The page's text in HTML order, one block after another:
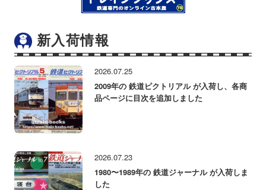
新入荷情報
2026.07.25
2009年の 鉄道ピクトリアル が入荷し、各商
品ページに目次を追加しました
2026.07.23
1980〜1989年の 鉄道ジャーナル が入荷しま
した